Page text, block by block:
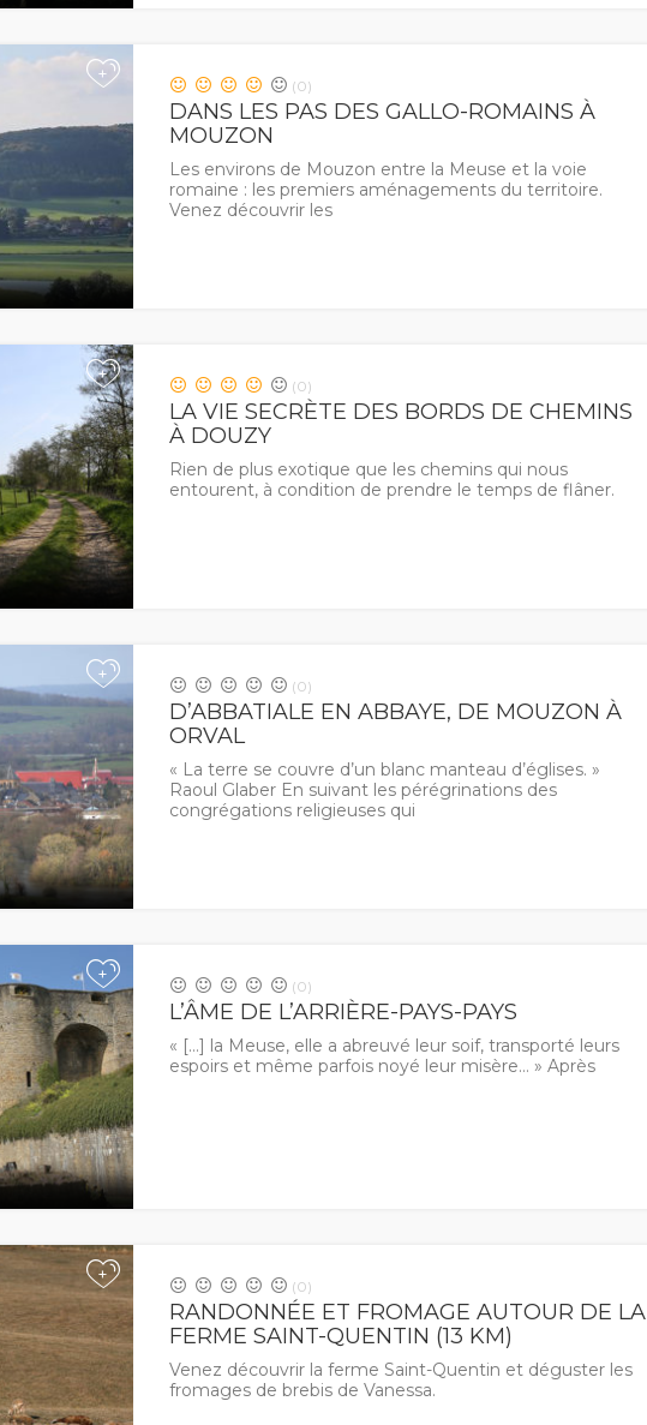
+
(0)
DANS LES PAS DES GALLO-ROMAINS À
MOUZON
Les environs de Mouzon entre la Meuse et la voie
romaine : les premiers aménagements du territoire.
Venez découvrir les
+
(0)
LA VIE SECRÈTE DES BORDS DE CHEMINS
À DOUZY
Rien de plus exotique que les chemins qui nous
entourent, à condition de prendre le temps de flâner.
+
(0)
D’ABBATIALE EN ABBAYE, DE MOUZON À
ORVAL
« La terre se couvre d’un blanc manteau d’églises. »
Raoul Glaber En suivant les pérégrinations des
congrégations religieuses qui
+
(0)
L’ÂME DE L’ARRIÈRE-PAYS-PAYS
« […] la Meuse, elle a abreuvé leur soif, transporté leurs
espoirs et même parfois noyé leur misère… » Après
+
(0)
RANDONNÉE ET FROMAGE AUTOUR DE LA
FERME SAINT-QUENTIN (13 KM)
Venez découvrir la ferme Saint-Quentin et déguster les
fromages de brebis de Vanessa.